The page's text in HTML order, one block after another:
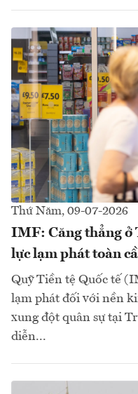
Thứ Năm, 09-07-2026
IMF: Căng thẳng ở
lực lạm phát toàn
Quỹ Tiền tệ Quốc tế
lạm phát đối với nền
xung đột quân sự tại
diễn...